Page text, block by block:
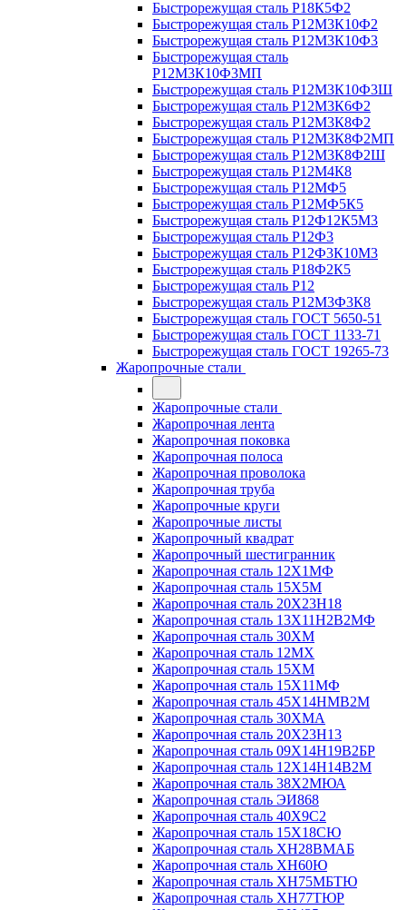
Быстрорежущая сталь Р18К5Ф2
Быстрорежущая сталь Р12М3К10Ф2
Быстрорежущая сталь Р12М3К10Ф3
Быстрорежущая сталь
Р12М3К10Ф3МП
Быстрорежущая сталь Р12М3К10Ф3Ш
Быстрорежущая сталь Р12М3К6Ф2
Быстрорежущая сталь Р12М3К8Ф2
Быстрорежущая сталь Р12М3К8Ф2МП
Быстрорежущая сталь Р12М3К8Ф2Ш
Быстрорежущая сталь Р12М4К8
Быстрорежущая сталь Р12МФ5
Быстрорежущая сталь Р12МФ5К5
Быстрорежущая сталь Р12Ф12К5М3
Быстрорежущая сталь Р12Ф3
Быстрорежущая сталь Р12Ф3К10М3
Быстрорежущая сталь Р18Ф2К5
Быстрорежущая сталь Р12
Быстрорежущая сталь Р12М3Ф3К8
Быстрорежущая сталь ГОСТ 5650-51
Быстрорежущая сталь ГОСТ 1133-71
Быстрорежущая сталь ГОСТ 19265-73
Жаропрочные стали
Жаропрочные стали
Жаропрочная лента
Жаропрочная поковка
Жаропрочная полоса
Жаропрочная проволока
Жаропрочная труба
Жаропрочные круги
Жаропрочные листы
Жаропрочный квадрат
Жаропрочный шестигранник
Жаропрочная сталь 12Х1МФ
Жаропрочная сталь 15Х5М
Жаропрочная сталь 20Х23Н18
Жаропрочная сталь 13Х11Н2В2МФ
Жаропрочная сталь 30ХМ
Жаропрочная сталь 12МХ
Жаропрочная сталь 15ХМ
Жаропрочная сталь 15Х11МФ
Жаропрочная сталь 45Х14НМВ2М
Жаропрочная сталь 30ХМА
Жаропрочная сталь 20Х23Н13
Жаропрочная сталь 09Х14Н19В2БР
Жаропрочная сталь 12Х14Н14В2М
Жаропрочная сталь 38Х2МЮА
Жаропрочная сталь ЭИ868
Жаропрочная сталь 40Х9С2
Жаропрочная сталь 15Х18СЮ
Жаропрочная сталь ХН28ВМАБ
Жаропрочная сталь ХН60Ю
Жаропрочная сталь ХН75МБТЮ
Жаропрочная сталь ХН77ТЮР